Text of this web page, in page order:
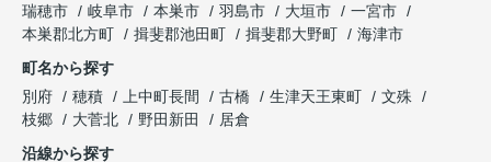
瑞穂市
岐阜市 本巣市 羽島市 大垣市
一宮市
本巣郡北方町
揖斐郡池田町 揖斐郡大野町
海津市
町名から探す
別府
穂積 上中町長間 古橋 生津天王東町
文殊
枝郷
大菅北 野田新田
居倉
沿線から探す